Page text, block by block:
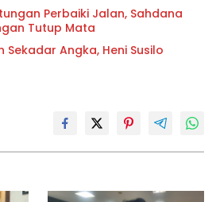
Perbaiki Jalan, Sahdana
Tutup Mata
Sekadar Angka, Heni Susilo